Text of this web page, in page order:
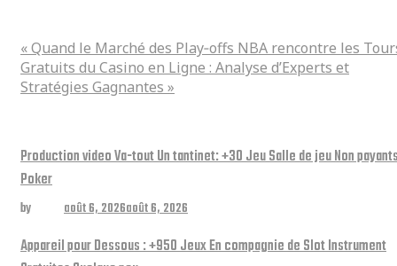
« Quand le Marché des Play‑offs NBA rencontre les
Gratuits du Casino en Ligne : Analyse d’Experts et
Stratégies Gagnantes »
Production video Va-tout Un tantinet: +30 Jeu Salle de jeu Non
Poker
by août 6, 2026août 6, 2026
Appareil pour Dessous : +950 Jeux En compagnie de Slot Instrument